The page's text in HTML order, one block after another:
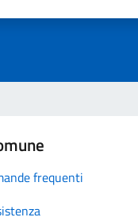
frequenti